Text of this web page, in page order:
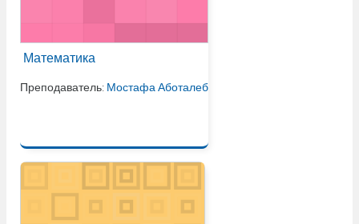
Математика
Преподаватель: Мостафа Аботалеб